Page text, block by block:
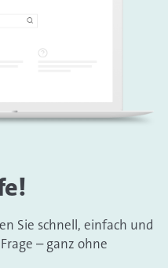
Sie schnell, einfach und
– ganz ohne